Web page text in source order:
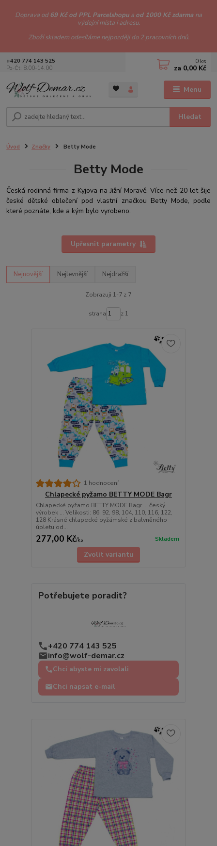
Doprava od69 Kč od PPL Parcelshopu a od 1000 Kč zdarma na
výdejní místa i adresu.
Zboží skladem odesíláme nejpozději do 2 pracovních dnů.
Menu
Hledat
+420 774 143 525
Po-Čt: 8.00-14.00
0 ks
za 0,00 Kč
Úvod Značky Betty Mode
Betty Mode
Česká rodinná firma z Kyjova na Jižní Moravě. Více než 20 let šije
české dětské oblečení pod vlastní značkou Betty Mode, podle
které poznáte, kde a kým bylo vyrobeno.
Upřesnit parametry
Nejnovější Nejlevnější Nejdražší
Zobrazuji 1-7 z 7
strana z 1
1 hodnocení
Chlapecké pyžamo BETTY MODE Bagr
Chlapecké pyžamo BETTY MODE Bagr ... český
výrobek ... Velikosti: 86, 92, 98, 104, 110, 116, 122,
128 Krásné chlapecké pyžámské z balvněného
úpletu od...
277,00 Kč/ks Skladem
Zvolit variantu
Potřebujete poradit?
+420 774 143 525
info@wolf-demar.cz
Chci abyste mi zavolali
Chci napsat e-mail